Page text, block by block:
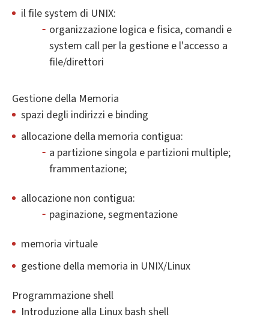
il file system di UNIX:
organizzazione logica e fisica, comandi e
system call per la gestione e l'accesso a
file/direttori
Gestione della Memoria
spazi degli indirizzi e binding
allocazione della memoria contigua:
a partizione singola e partizioni multiple;
frammentazione;
allocazione non contigua:
paginazione, segmentazione
memoria virtuale
gestione della memoria in UNIX/Linux
Programmazione shell
Introduzione alla Linux bash shell